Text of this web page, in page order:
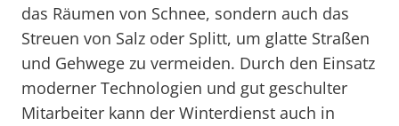
das Räumen von Schnee, sondern auch das
Streuen von Salz oder Splitt, um glatte Straßen
und Gehwege zu vermeiden. Durch den Einsatz
moderner Technologien und gut geschulter
Mitarbeiter kann der Winterdienst auch in